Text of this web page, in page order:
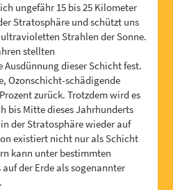
ungefähr 15 bis 25 Kilometer
Stratosphäre und schützt uns
Strahlen der Sonne.
stellten
dieser Schicht fest.
Ozonschicht-schädigende
zurück. Trotzdem wird es
bis Mitte dieses Jahrhunderts
der Stratosphäre wieder auf
existiert nicht nur als Schicht
kann unter bestimmten
der Erde als sogenannter